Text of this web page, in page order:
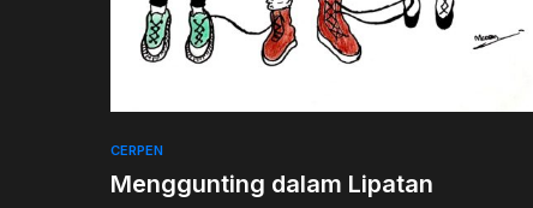
CERPEN
Menggunting dalam Lipatan